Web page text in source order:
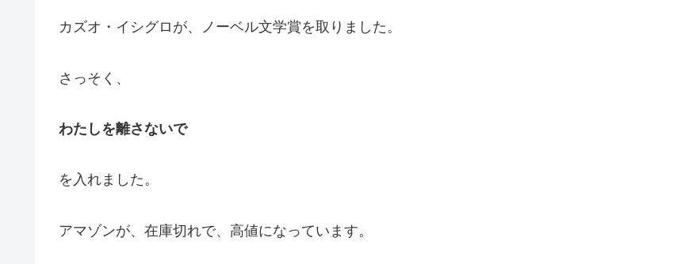
カズオ・イシグロが、ノーベル文学賞を取りました。
さっそく、
わたしを離さないで
を入れました。
アマゾンが、在庫切れで、高値になっています。